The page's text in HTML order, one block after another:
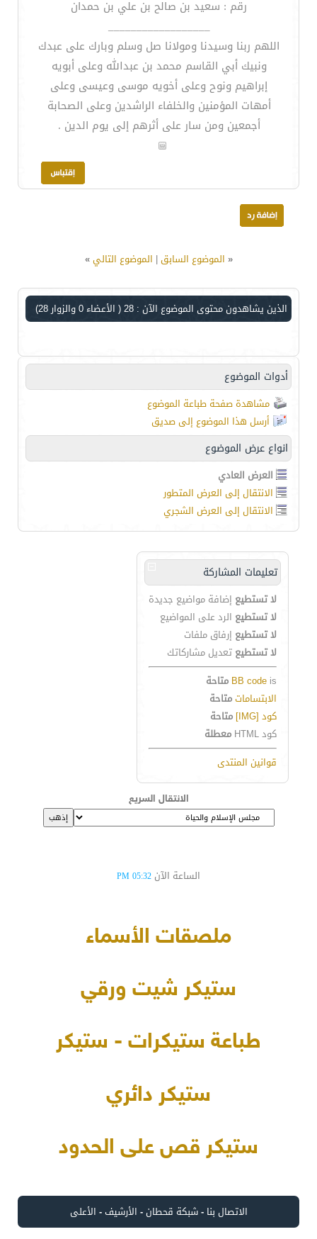
رقم : سعيد بن صالح بن علي بن حمدان
__________________
اللهم ربنا وسيدنا ومولانا صل وسلم وبارك على عبدك
ونبيك أبي القاسم محمد بن عبدالله وعلى أبويه
إبراهيم ونوح وعلى أخويه موسى وعيسى وعلى
أمهات المؤمنين والخلفاء الراشدين وعلى الصحابة
أجمعين ومن سار على أثرهم إلى يوم الدين .
« الموضوع السابق| الموضوع التالي»
الذين يشاهدون محتوى الموضوع الآن : 28 ( الأعضاء 0 والزوار 28)
أدوات الموضوع
مشاهدة صفحة طباعة الموضوع
أرسل هذا الموضوع إلى صديق
انواع عرض الموضوع
العرض العادي
الانتقال إلى العرض المتطور
الانتقال إلى العرض الشجري
تعليمات المشاركة
لا تستطيع إضافة مواضيع جديدة
لا تستطيع الرد على المواضيع
لا تستطيع إرفاق ملفات
لا تستطيع تعديل مشاركاتك
BB code is
متاحة
الابتساماتمتاحة
كود [IMG]
متاحة
كود HTML
معطلة
قوانين المنتدى
الانتقال السريع
الساعة الآن 05:32 PM
ملصقات الأسماء
ستيكر شيت ورقي
طباعة ستيكرات - ستيكر
ستيكر دائري
ستيكر قص على الحدود
الاتصال بنا -شبكة قحطان- الأرشيف- الأعلى